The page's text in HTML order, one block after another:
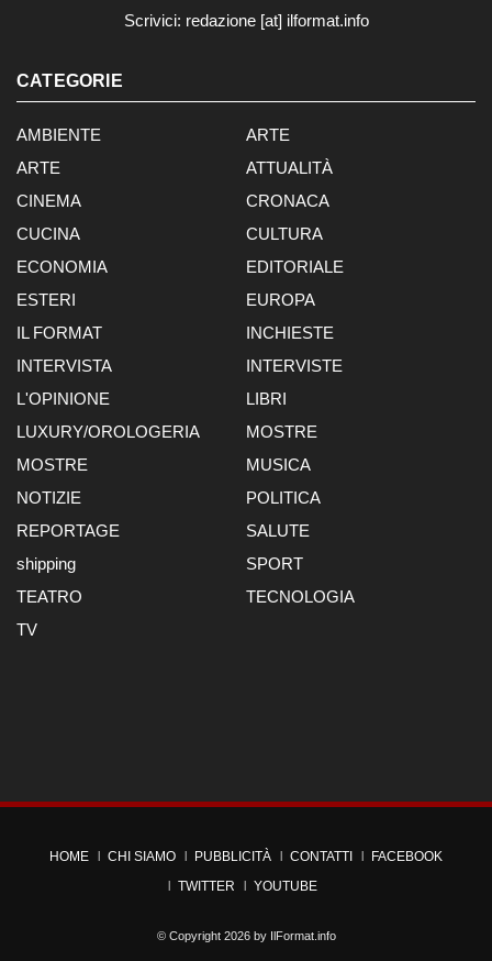
Scrivici: redazione [at] ilformat.info
CATEGORIE
AMBIENTE
ARTE
ARTE
ATTUALITÀ
CINEMA
CRONACA
CUCINA
CULTURA
ECONOMIA
EDITORIALE
ESTERI
EUROPA
IL FORMAT
INCHIESTE
INTERVISTA
INTERVISTE
L'OPINIONE
LIBRI
LUXURY/OROLOGERIA
MOSTRE
MOSTRE
MUSICA
NOTIZIE
POLITICA
REPORTAGE
SALUTE
shipping
SPORT
TEATRO
TECNOLOGIA
TV
HOME CHI SIAMO PUBBLICITÀ CONTATTI
FACEBOOK
TWITTER
YOUTUBE
© Copyright 2026 by IlFormat.info